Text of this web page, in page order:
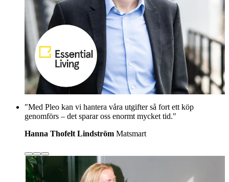
"Med Pleo kan vi hantera våra utgifter så fort ett köp
genomförs – det sparar oss enormt mycket tid."
Hanna Thofelt Lindström Matsmart